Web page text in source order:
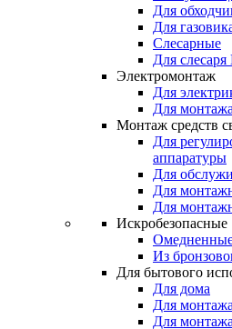
Для
Для
Слесарные
Для
Электромонтаж
Для
Для
Монтаж средств
Для
аппаратуры
Для
Для
Для
Искробезопасные
Из
Для бытового
Для дома
Для
Для